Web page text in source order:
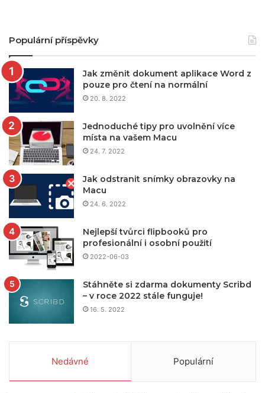
Populární příspěvky
Jak změnit dokument aplikace Word z
pouze pro čtení na normální
20. 8. 2022
Jednoduché tipy pro uvolnění více
místa na vašem Macu
24. 7. 2022
Jak odstranit snímky obrazovky na
Macu
24. 6. 2022
Nejlepší tvůrci flipbooků pro
profesionální i osobní použití
2022-06-03
Stáhněte si zdarma dokumenty Scribd
– v roce 2022 stále funguje!
16. 5. 2022
Nedávné Populární